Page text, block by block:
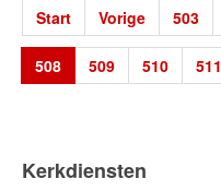
Start Vorige 503
508 509 510 511
Kerkdiensten